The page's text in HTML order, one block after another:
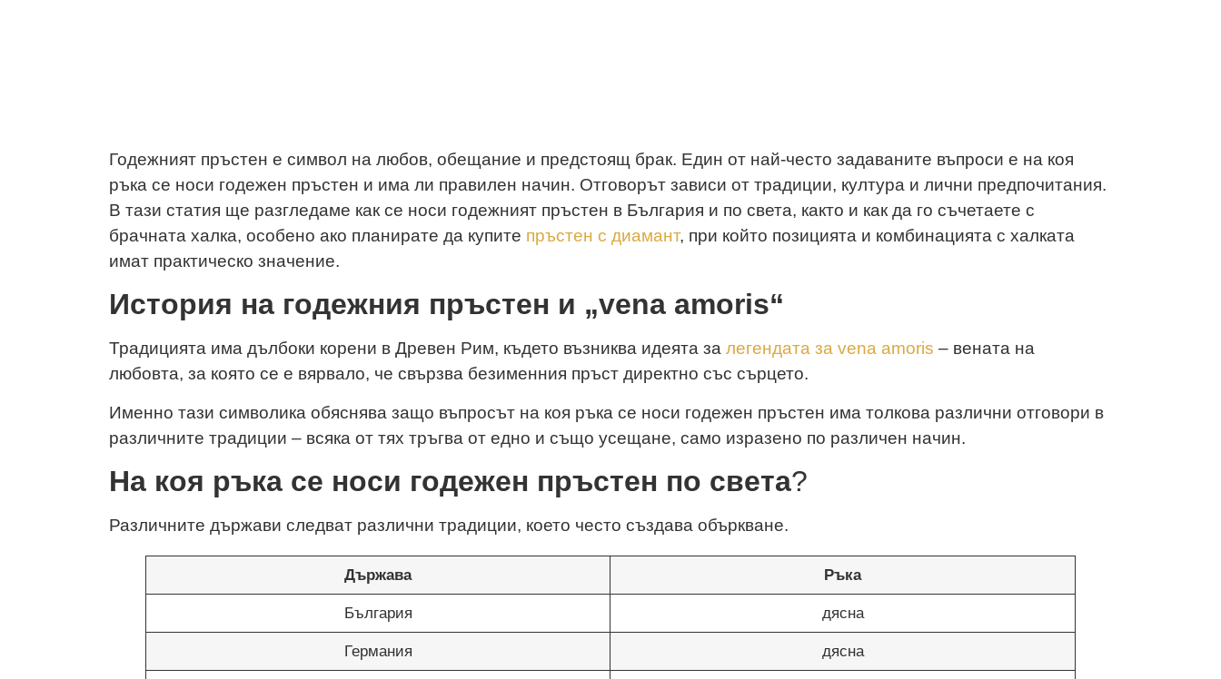
Годежният пръстен е символ на любов, обещание и предстоящ брак. Един от най-често задаваните въпроси е на коя
ръка се носи годежен пръстен и има ли правилен начин. Отговорът зависи от традиции, култура и лични предпочитания.
В тази статия ще разгледаме как се носи годежният пръстен в България и по света, както и как да го съчетаете с
брачната халка, особено ако планирате да купите пръстен с диамант, при който позицията и комбинацията с халката
имат практическо значение.
История на годежния пръстен и „vena amoris“
Традицията има дълбоки корени в Древен Рим, където възниква идеята за легендата за vena amoris – вената на
любовта, за която се е вярвало, че свързва безименния пръст директно със сърцето.
Именно тази символика обяснява защо въпросът на коя ръка се носи годежен пръстен има толкова различни отговори в
различните традиции – всяка от тях тръгва от едно и също усещане, само изразено по различен начин.
На коя ръка се носи годежен пръстен по света?
Различните държави следват различни традиции, което често създава объркване.
Държава Ръка
България дясна
Германия дясна